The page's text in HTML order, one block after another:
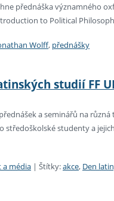
přednáška významného
to Political
Wolff, přednášky
studií FF
a seminářů na
středoškolské studenty a
a média | Štítky:akce, Den